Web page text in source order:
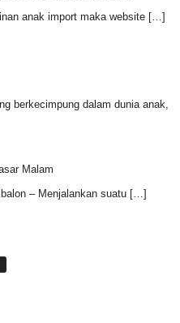
anak import maka website […]
berkecimpung dalam dunia anak,
Malam
– Menjalankan suatu […]